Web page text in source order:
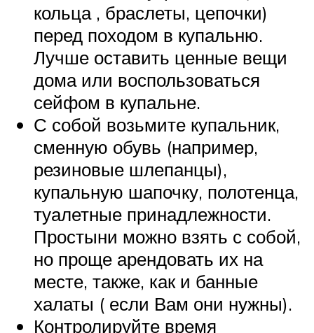
кольца , браслеты, цепочки)
перед походом в купальню.
Лучше оставить ценные вещи
дома или воспользоваться
сейфом в купальне.
С собой возьмите купальник,
сменную обувь (например,
резиновые шлепанцы),
купальную шапочку, полотенца,
туалетные принадлежности.
Простыни можно взять с собой,
но проще арендовать их на
месте, также, как и банные
халаты ( если Вам они нужны).
Контролируйте время